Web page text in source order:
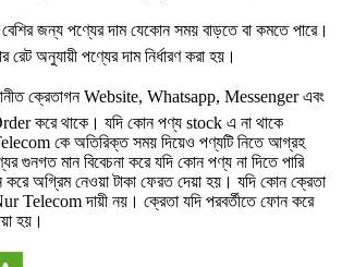
জন্য পণ্যের দাম যেকোন সময় বাড়তে বা কমতে পারে।
রেট অনুযায়ী পণ্যের দাম নির্ধারণ করা হয়।
ক্রেতাগন Website, Whatsapp, Messenger এবং
করে থাকে। যদি কোন পণ্য stock এ না থাকে
কে অতিরিক্ত সময় দিয়েও পণ্যটি নিতে আগ্রহ
গুনগত মান বিবেচনা করে যদি কোন পণ্য না দিতে পারি
অগ্রিম নেওয়া টাকা ফেরত দেয়া হয়। যদি কোন ক্রেতা
Telecom দায়ী নয়। ক্রেতা যদি পরবর্তীতে ফোন করে
হয়।